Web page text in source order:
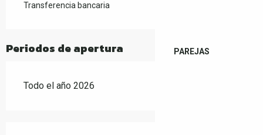
PAREJAS
Transferencia bancaria
Periodos de apertura
Todo el año 2026